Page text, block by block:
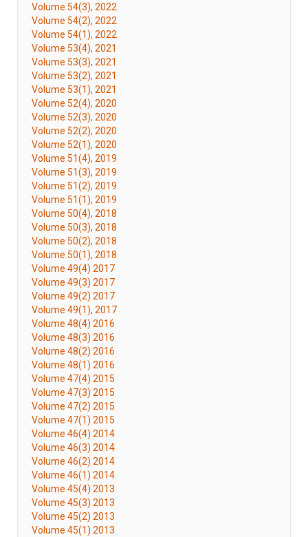
Volume 54(3), 2022
Volume 54(2), 2022
Volume 54(1), 2022
Volume 53(4), 2021
Volume 53(3), 2021
Volume 53(2), 2021
Volume 53(1), 2021
Volume 52(4), 2020
Volume 52(3), 2020
Volume 52(2), 2020
Volume 52(1), 2020
Volume 51(4), 2019
Volume 51(3), 2019
Volume 51(2), 2019
Volume 51(1), 2019
Volume 50(4), 2018
Volume 50(3), 2018
Volume 50(2), 2018
Volume 50(1), 2018
Volume 49(4) 2017
Volume 49(3) 2017
Volume 49(2) 2017
Volume 49(1), 2017
Volume 48(4) 2016
Volume 48(3) 2016
Volume 48(2) 2016
Volume 48(1) 2016
Volume 47(4) 2015
Volume 47(3) 2015
Volume 47(2) 2015
Volume 47(1) 2015
Volume 46(4) 2014
Volume 46(3) 2014
Volume 46(2) 2014
Volume 46(1) 2014
Volume 45(4) 2013
Volume 45(3) 2013
Volume 45(2) 2013
Volume 45(1) 2013